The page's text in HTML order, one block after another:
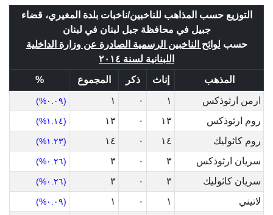
التوزيع حسب المذاهب للناخبين/ناخبات بلدة المغيري، قضاء
جبيل في محافظة جبل لبنان في لبنان
حسب لوائح الناخبين الرسمية الصادرة عن وزارة الداخلية
اللبنانية لسنة ٢٠١٤
المذهب
إناث ذكر المجموع
%
ارمن ارثوذكس
١ ٠ ١ (٠.٠٩%)
روم ارثوذكس ١٣ ٠ ١٣ (١.١٤%)
روم كاثوليك ١٤ ٠ ١٤ (١.٢٣%)
سريان ارثوذكس ٣ ٠ ٣ (٠.٢٦%)
سريان كاثوليك ٣ ٠ ٣ (٠.٢٦%)
لاتيني ١ ٠ ١ (٠.٠٩%)